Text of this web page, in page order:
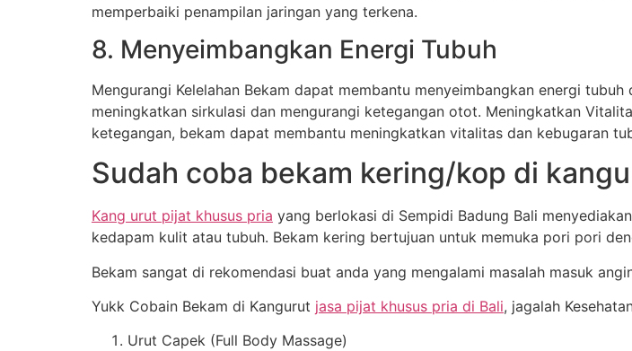
memperbaiki penampilan jaringan yang terkena.
8. Menyeimbangkan Energi Tubuh
Mengurangi Kelelahan Bekam dapat membantu menyeimbangkan energi
meningkatkan sirkulasi dan mengurangi ketegangan otot. Meningkatkan
ketegangan, bekam dapat membantu meningkatkan vitalitas dan kebugaran
Sudah coba bekam kering/kop di
Kang urut pijat khusus pria yang berlokasi di Sempidi Badung Bali
kedapam kulit atau tubuh. Bekam kering bertujuan untuk memuka pori pori
Bekam sangat di rekomendasi buat anda yang mengalami masalah masuk
Yukk Cobain Bekam di Kangurut jasa pijat khusus pria di Bali, jagalah
Urut Capek (Full Body Massage)